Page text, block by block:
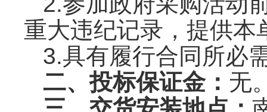
重大违纪记录，提供本
3.具有履行合同所必
二、投标保证金： 无